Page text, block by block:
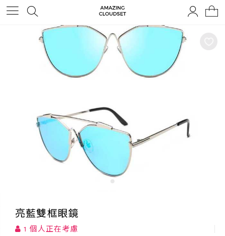
亮藍雙框眼鏡
1 個人正在考慮